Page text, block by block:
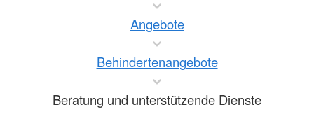
Angebote
Behindertenangebote
Beratung und unterstützende Dienste